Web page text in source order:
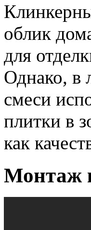
облик
для
Однако, в
смеси
плитки в
как
Монтаж